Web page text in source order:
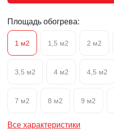
Площадь обогрева:
1 м2 1,5 м2 2 м2
3,5 м2 4 м2 4,5 м2
7 м2 8 м2 9 м2
Все характеристики